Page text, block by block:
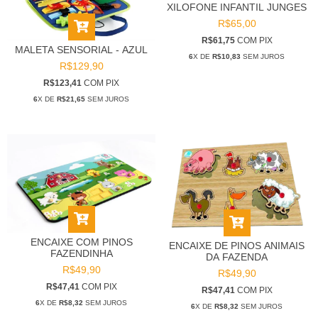
MALETA SENSORIAL - AZUL
R$129,90
R$123,41 COM PIX
6X DE R$21,65 SEM JUROS
XILOFONE INFANTIL JUNGES
R$65,00
R$61,75 COM PIX
6X DE R$10,83 SEM JUROS
ENCAIXE COM PINOS
FAZENDINHA
R$49,90
R$47,41 COM PIX
6X DE R$8,32 SEM JUROS
ENCAIXE DE PINOS ANIMAIS
DA FAZENDA
R$49,90
R$47,41 COM PIX
6X DE R$8,32 SEM JUROS